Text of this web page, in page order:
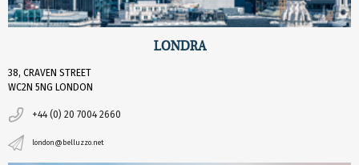
LONDRA
38, CRAVEN STREET
WC2N 5NG LONDON
+44 (0) 20 7004 2660
london@belluzzo.net